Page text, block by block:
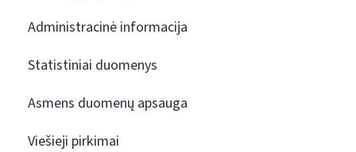
Administracinė informacija
Statistiniai duomenys
Asmens duomenų apsauga
Viešieji pirkimai